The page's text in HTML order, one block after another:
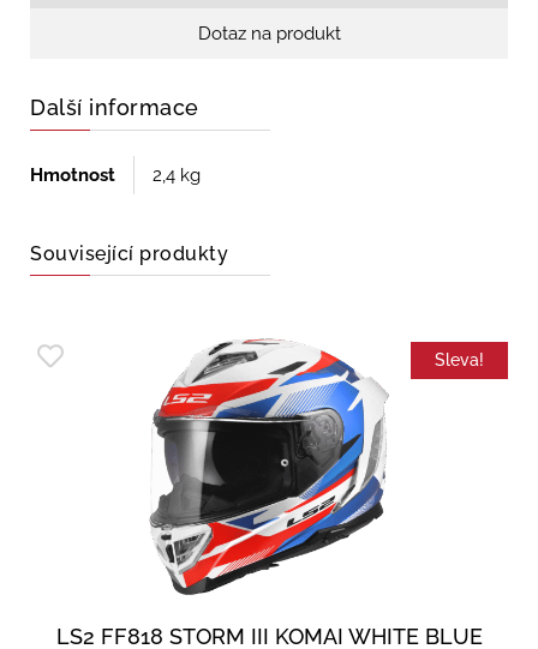
Dotaz na produkt
Další informace
Hmotnost 2,4 kg
Související produkty
Sleva!
LS2 FF818 STORM III KOMAI WHITE BLUE